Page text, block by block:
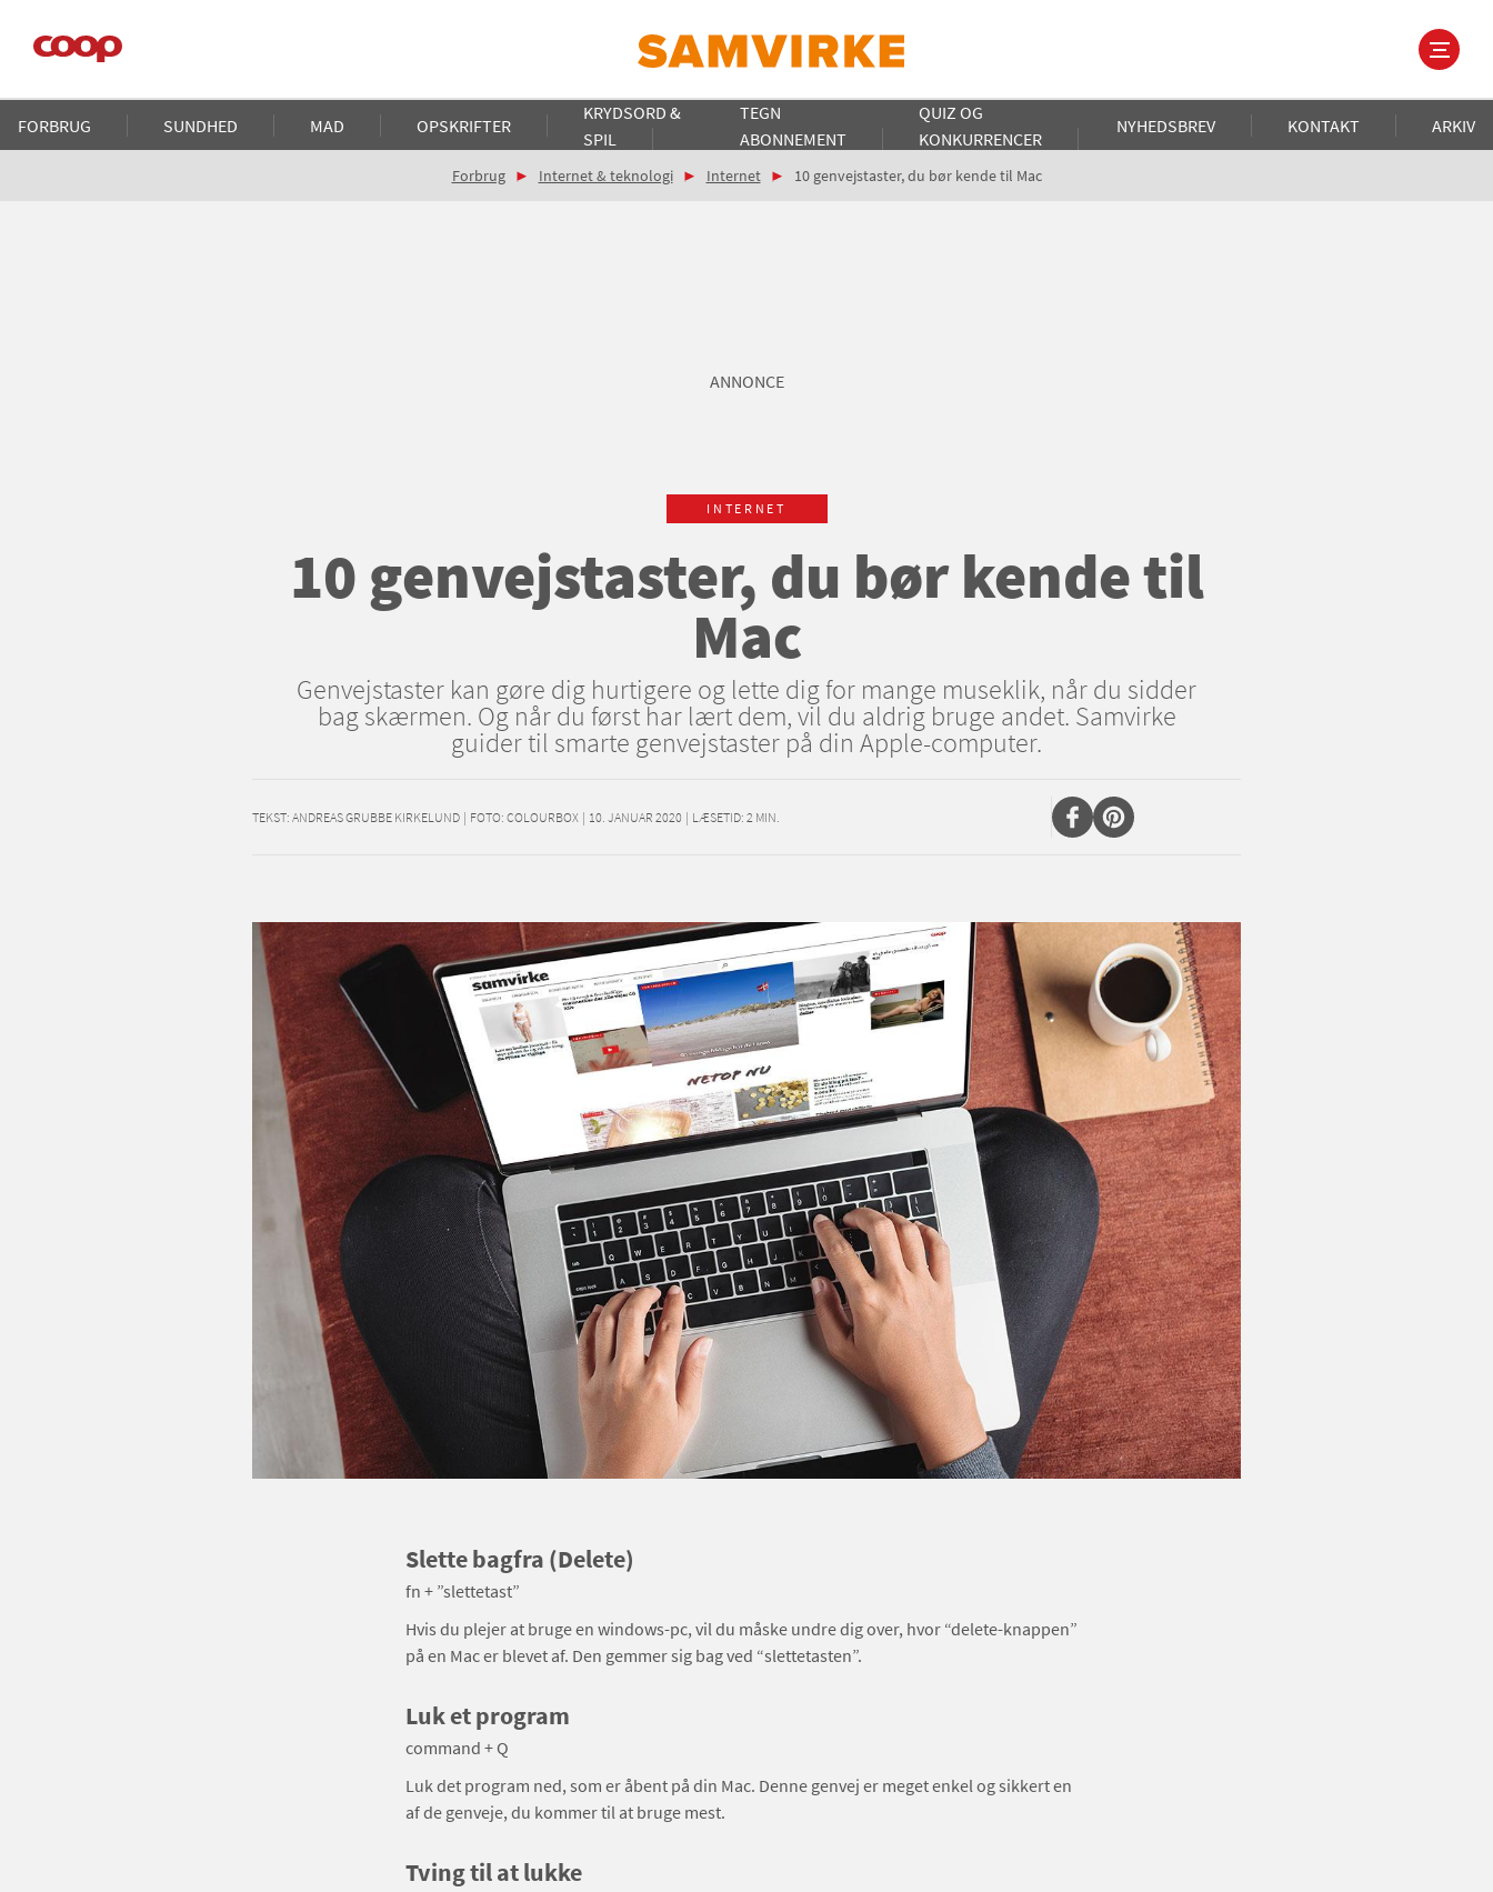
hovedindhold
Main
navigation
FORBRUG SUNDHED MAD OPSKRIFTER
KRYDSORD &
SPIL
TEGN
ABONNEMENT
QUIZ OG
KONKURRENCER
NYHEDSBREV KONTAKT ARKIV
Brødkrumme
Forbrug Internet & teknologi Internet 10 genvejstaster, du bør kende til Mac
ANNONCE
INTERNET
10 genvejstaster, du bør kende til
Mac
Genvejstaster kan gøre dig hurtigere og lette dig for mange museklik, når du sidder
bag skærmen. Og når du først har lært dem, vil du aldrig bruge andet. Samvirke
guider til smarte genvejstaster på din Apple-computer.
TEKST: ANDREAS GRUBBE KIRKELUND | FOTO: COLOURBOX | 10. JANUAR 2020 | LÆSETID: 2 MIN.
Slette bagfra (Delete)
fn + ”slettetast”
Hvis du plejer at bruge en windows-pc, vil du måske undre dig over, hvor “delete-knappen”
på en Mac er blevet af. Den gemmer sig bag ved “slettetasten”.
Luk et program
command + Q
Luk det program ned, som er åbent på din Mac. Denne genvej er meget enkel og sikkert en
af de genveje, du kommer til at bruge mest.
Tving til at lukke